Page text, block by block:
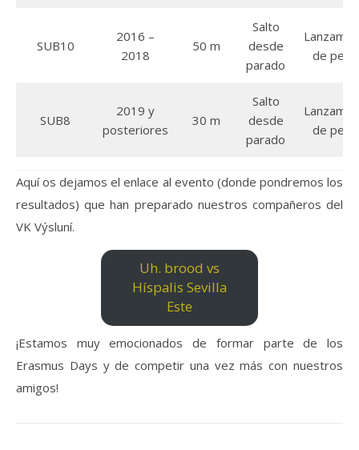
SUB10
2016 –
2018
50 m
Salto
desde
parado
de
SUB8
2019 y
posteriores
30 m
Salto
desde
parado
de
Aquí os dejamos el enlace al evento (donde pondremos los
resultados) que han preparado nuestros compañeros del
VK Výsluní.
Uh. brood vs
Híspalis Sevilla
Este
¡Estamos muy emocionados de formar parte de los
Erasmus Days y de competir una vez más con nuestros
amigos!